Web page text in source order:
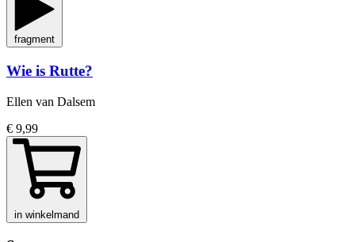
fragment
Wie is Rutte?
Ellen van Dalsem
€ 9,99
in winkelmand